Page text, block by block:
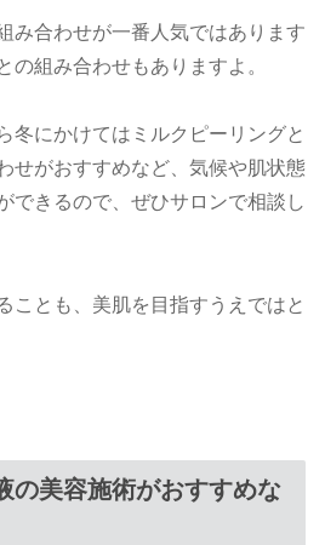
み合わせが一番人気ではあります
の組み合わせもありますよ。
冬にかけてはミルクピーリングと
せがおすすめなど、気候や肌状態
できるので、ぜひサロンで相談し
ことも、美肌を目指すうえではと
の美容施術がおすすめな